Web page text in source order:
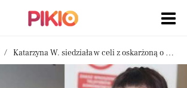
Katarzyna W. siedziała w celi z oskarżoną o zabicie 2-letniego synka. Oceniła ją w pozytywny sposób